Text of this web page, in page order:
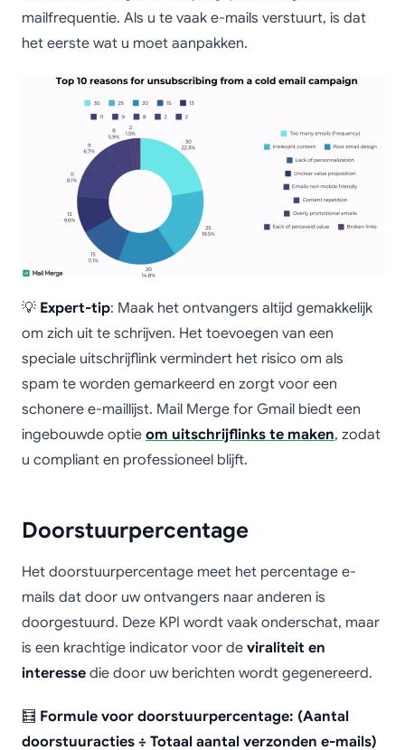
mailfrequentie. Als u te vaak e-mails verstuurt, is dat
het eerste wat u moet aanpakken.
💡 Expert-tip: Maak het ontvangers altijd gemakkelijk
om zich uit te schrijven. Het toevoegen van een
speciale uitschrijflink vermindert het risico om als
spam te worden gemarkeerd en zorgt voor een
schonere e-maillijst. Mail Merge for Gmail biedt een
ingebouwde optie om uitschrijflinks te maken, zodat
u compliant en professioneel blijft.
Doorstuurpercentage
Het doorstuurpercentage meet het percentage e-
mails dat door uw ontvangers naar anderen is
doorgestuurd. Deze KPI wordt vaak onderschat, maar
is een krachtige indicator voor de viraliteit en
interesse die door uw berichten wordt gegenereerd.
🧮 Formule voor doorstuurpercentage: (Aantal
doorstuuracties ÷ Totaal aantal verzonden e-mails)